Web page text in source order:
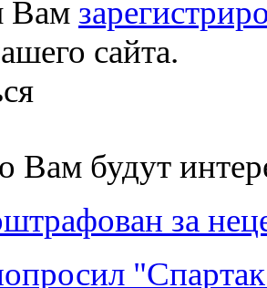
Вам
сайта.
Вам будут
за